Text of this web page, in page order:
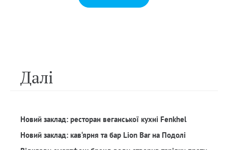
Далi
Новий заклад: ресторан веганської кухні Fenkhel
Новий заклад: кав‘ярня та бар Lion Bar на Подолі